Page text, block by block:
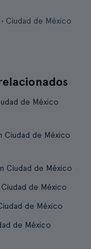
Ciudad de México
de México
Ciudad de México
Ciudad de México
de México
de México
de México